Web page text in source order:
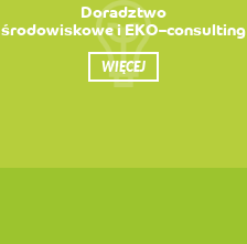
Doradztwo
środowiskowe i EKO–consulting
WIĘCEJ